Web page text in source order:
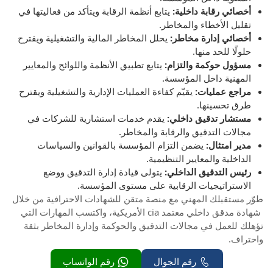
أخصائي رقابة داخلية: يتابع أنظمة الرقابة ويتأكد من فعاليتها في
تقليل الأخطاء والمخاطر.
أخصائي إدارة مخاطر: يحلل المخاطر المالية والتشغيلية ويقترح
حلولًا للحد منها.
مسؤول حوكمة والتزام: يتابع تطبيق الأنظمة واللوائح والمعايير
المهنية داخل المؤسسة.
مراجع عمليات: يقيّم كفاءة العمليات الإدارية والتشغيلية ويقترح
طرق تحسينها.
مستشار تدقيق داخلي: يقدم خدمات استشارية للشركات في
مجالات التدقيق والرقابة والمخاطر.
مدير امتثال: يضمن التزام المؤسسة بالقوانين والسياسات
الداخلية والمعايير التنظيمية.
رئيس التدقيق الداخلي: يتولى قيادة إدارة التدقيق ووضع
الاستراتيجيات الرقابية على مستوى المؤسسة.
طوّر مستقبلك المهني مع منصة متقن للشهادات الاحترافية من خلال
شهادة مدقق داخلي معتمد cia الأمريكية، واكتسب المهارات التي
تؤهلك للعمل في مجالات التدقيق والحوكمة وإدارة المخاطر بثقة
واحتراف.
رقم الجوال
رقم الواتساب